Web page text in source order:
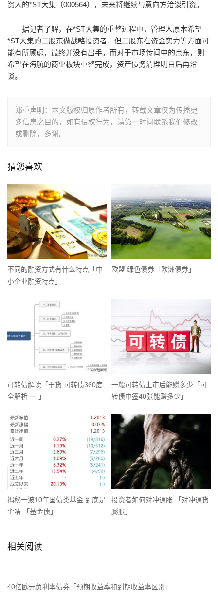
资人的*ST大集（000564），未来将继续与意向方洽谈引资。
据记者了解，在*ST大集的重整过程中，管理人原本希望
*ST大集的二股东做战略投资者，但二股东在资金实力等方面可
能有所顾虑，最终并没有出手。而对于市场传闻中的京东，则
希望在海航的商业板块重整完成，资产债务清理明白后再洽
谈。
郑重声明：本文版权归原作者所有，转载文章仅为传播更
多信息之目的，如有侵权行为，请第一时间联系我们修改
或删除，多谢。
猜您喜欢
不同的融资方式有什么特点「中
小企业融资特点」
欧盟 绿色债券「欧洲债券」
可转债解读「干货 可转债360度
全解析 一 」
一般可转债上市后能赚多少「可
转债中签40张能赚多少」
揭秘一波10年国债类基金 到底是
个啥 「基金债」
投资者如何对冲通胀 「对冲通货
膨胀」
相关阅读
40亿欧元负利率债券「预期收益率和到期收益率区别」